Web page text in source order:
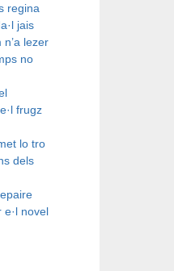
regina
jais
n’a lezer
no
frugz
lo tro
dels
e·l novel